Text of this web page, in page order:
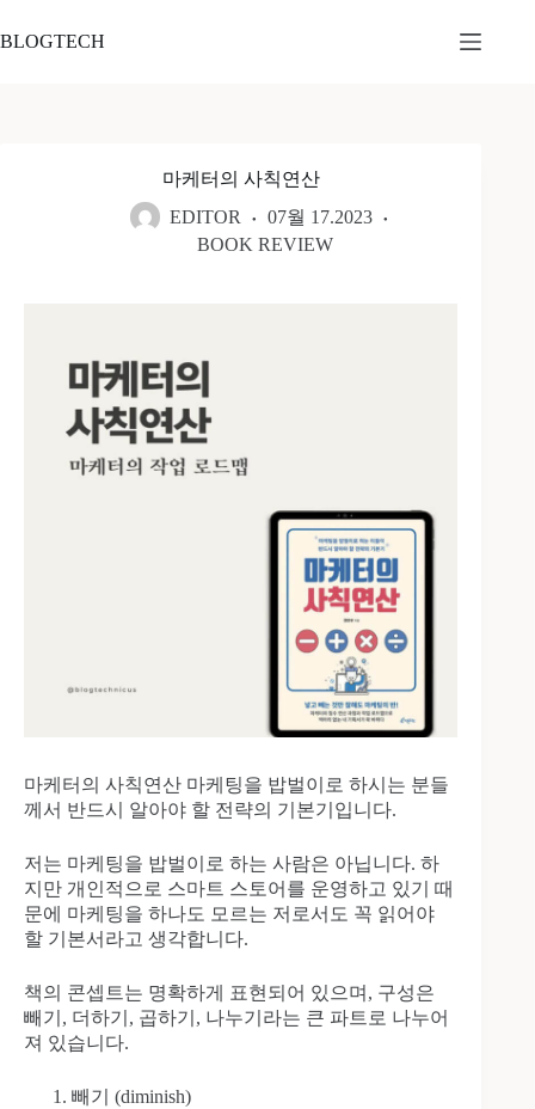
문
BLOGTECH
마케터의 사칙연산
EDITOR
07월 17.2023
BOOK REVIEW
마케터의 사칙연산 마케팅을 밥벌이로 하시는 분들
께서 반드시 알아야 할 전략의 기본기입니다.
저는 마케팅을 밥벌이로 하는 사람은 아닙니다. 하
지만 개인적으로 스마트 스토어를 운영하고 있기 때
문에 마케팅을 하나도 모르는 저로서도 꼭 읽어야
할 기본서라고 생각합니다.
책의 콘셉트는 명확하게 표현되어 있으며, 구성은
빼기, 더하기, 곱하기, 나누기라는 큰 파트로 나누어
져 있습니다.
빼기 (diminish)